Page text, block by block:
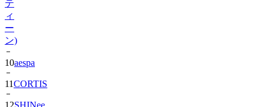
ー
ン)
10aespa
11CORTIS
12SHINee
13BIGBANG